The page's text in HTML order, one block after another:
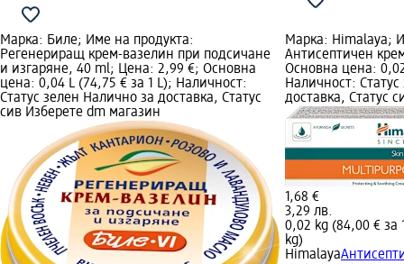
Марка: Биле; Име на продукта:
Регенериращ крем-вазелин при подсичане
и изгаряне, 40 ml; Цена: 2,99 €; Основна
цена: 0,04 L (74,75 € за 1 L); Наличност:
Статус зелен Налично за доставка, Статус
сив Изберете dm магазин
Марка: Himalaya;
Антисептичен
Основна цена:
Наличност:
доставка, Статус
1,68 €
3,29 лв.
0,02 kg (84,00 € за
kg)
Himalaya